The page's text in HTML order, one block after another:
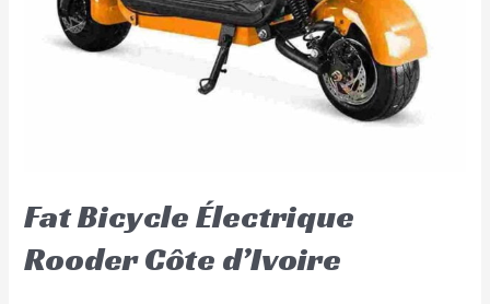
Fat Bicycle Électrique
Rooder Côte d’Ivoire